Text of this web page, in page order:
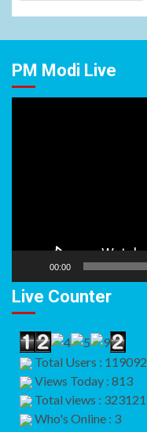
PM Modi Live
00:00
Live Counter
Total Users : 119092
Views Today : 813
Total views : 323121
Who's Online : 3